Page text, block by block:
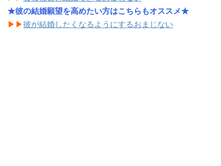
★彼の結婚願望を高めたい方はこちらもオススメ★
▶︎▶︎彼が結婚したくなるようにするおまじない